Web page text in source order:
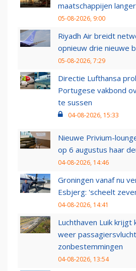
maatschappijen
05-08-2026, 9:00
Riyadh Air breidt
opnieuw drie nieuwe
05-08-2026, 7:29
Directie Lufthansa
Portugese vakbond
te sussen
04-08-2026, 15:33
Nieuwe Privium-
op 6 augustus haar
04-08-2026, 14:46
Groningen vanaf nu
Esbjerg: 'scheelt
04-08-2026, 14:41
Luchthaven Luik
weer
zonbestemmingen
04-08-2026, 13:54